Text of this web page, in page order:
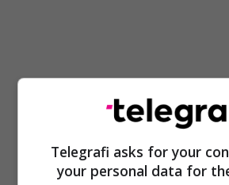
Telegrafi asks for your
your personal data for